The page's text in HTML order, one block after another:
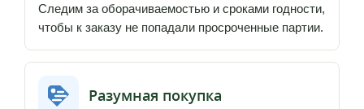
Следим за оборачиваемостью и сроками годности,
чтобы к заказу не попадали просроченные партии.
Разумная покупка